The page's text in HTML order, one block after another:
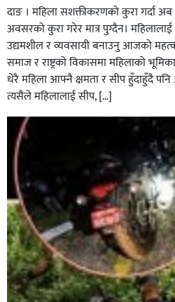
दाङ । महिला सशक्तीकरणको कुरा गर्दा
अवसरको कुरा गरेर मात्र पुग्दैन।
उद्यमशील र व्यवसायी बनाउनु आजको
समाज र राष्ट्रको विकासमा महिलाको
धेरै महिला आफ्नै क्षमता र सीप हुँदाहुँदै
त्यसैले महिलालाई सीप, […]